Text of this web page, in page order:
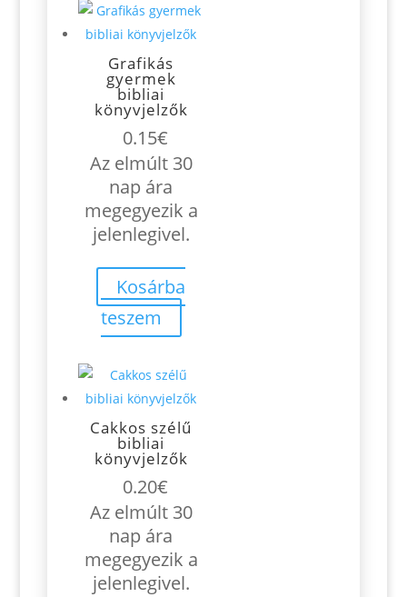
Grafikás
gyermek
bibliai
könyvjelzők
0.15€
Az elmúlt 30
nap ára
megegyezik a
jelenlegivel.
Kosárba
teszem
Cakkos szélű
bibliai
könyvjelzők
0.20€
Az elmúlt 30
nap ára
megegyezik a
jelenlegivel.